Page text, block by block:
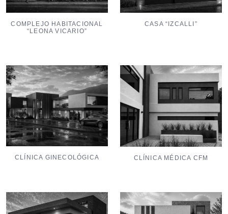
COMPLEJO HABITACIONAL
“LEONA VICARIO”
CASA “IZCALLI”
CLÍNICA GINECOLÓGICA CLÍNICA MÉDICA CFM